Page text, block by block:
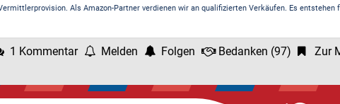
Als Amazon-Partner verdienen wir an qualifizierten Verkäufen. Es entstehen
1 Kommentar Melden Folgen Bedanken (97) Zur